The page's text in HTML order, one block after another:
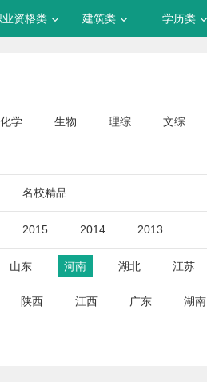
业资格类 建筑类 学历类
化学 生物 理综 文综
名校精品
2015 2014 2013
山东 河南 湖北 江苏
陕西 江西 广东 湖南